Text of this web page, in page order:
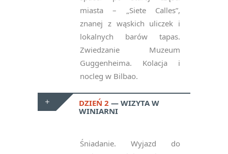
miasta – „Siete Calles”,
znanej z wąskich uliczek i
lokalnych barów tapas.
Zwiedzanie Muzeum
Guggenheima. Kolacja i
nocleg w Bilbao.
DZIEŃ 2
WIZYTA W
WINIARNI
Śniadanie. Wyjazd do